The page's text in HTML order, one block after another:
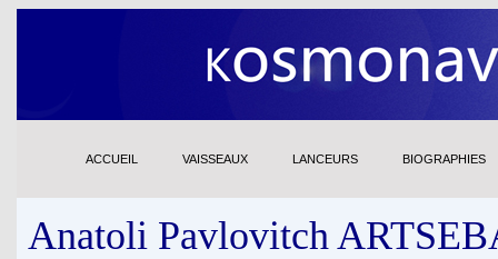
ACCUEIL VAISSEAUX LANCEURS BIOGRAPHIES
Anatoli Pavlovitch